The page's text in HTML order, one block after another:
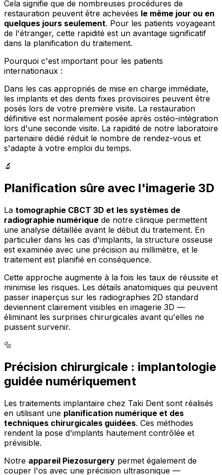
Cela signifie que de nombreuses procédures de
restauration peuvent être achevées le même jour ou en
quelques jours seulement. Pour les patients voyageant
de l'étranger, cette rapidité est un avantage significatif
dans la planification du traitement.
Pourquoi c'est important pour les patients
internationaux :
Dans les cas appropriés de mise en charge immédiate,
les implants et des dents fixes provisoires peuvent être
posés lors de votre première visite. La restauration
définitive est normalement posée après ostéo-intégration
lors d'une seconde visite. La rapidité de notre laboratoire
partenaire dédié réduit le nombre de rendez-vous et
s'adapte à votre emploi du temps.
🔬
Planification sûre avec l'imagerie 3D
La tomographie CBCT 3D et les systèmes de
radiographie numérique de notre clinique permettent
une analyse détaillée avant le début du traitement. En
particulier dans les cas d'implants, la structure osseuse
est examinée avec une précision au millimètre, et le
traitement est planifié en conséquence.
Cette approche augmente à la fois les taux de réussite et
minimise les risques. Les détails anatomiques qui peuvent
passer inaperçus sur les radiographies 2D standard
deviennent clairement visibles en imagerie 3D —
éliminant les surprises chirurgicales avant qu'elles ne
puissent survenir.
🔩
Précision chirurgicale : implantologie
guidée numériquement
Les traitements implantaire chez Taki Dent sont réalisés
en utilisant une planification numérique et des
techniques chirurgicales guidées. Ces méthodes
rendent la pose d'implants hautement contrôlée et
prévisible.
Notre appareil Piezosurgery permet également de
couper l'os avec une précision ultrasonique —